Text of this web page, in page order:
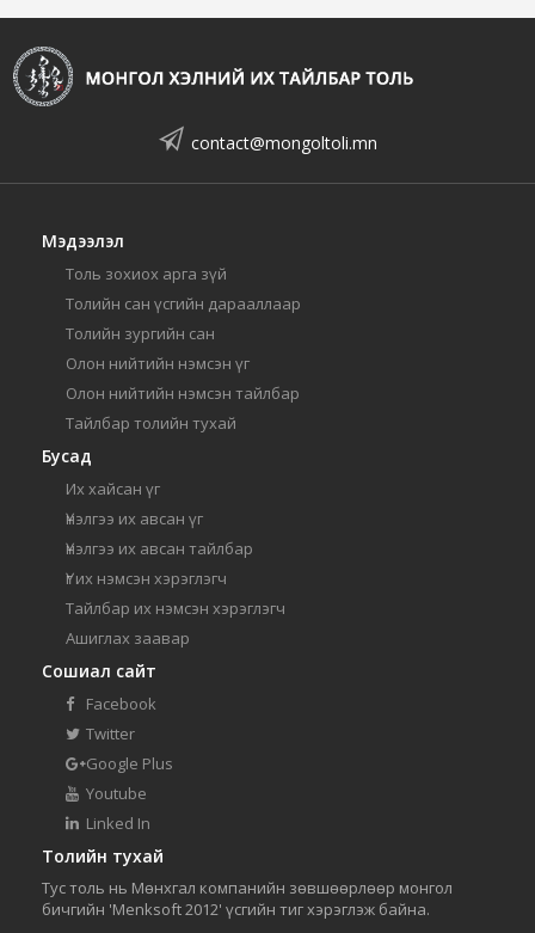
contact@mongoltoli.mn
Мэдээлэл
Толь зохиох арга зүй
Толийн сан үсгийн дарааллаар
Толийн зургийн сан
Олон нийтийн нэмсэн үг
Олон нийтийн нэмсэн тайлбар
Тайлбар толийн тухай
Бусад
Их хайсан үг
Үнэлгээ их авсан үг
Үнэлгээ их авсан тайлбар
Үг их нэмсэн хэрэглэгч
Тайлбар их нэмсэн хэрэглэгч
Ашиглах заавар
Сошиал сайт
Facebook
Twitter
Google Plus
Youtube
Linked In
Толийн тухай
Тус толь нь Мөнхгал компанийн зөвшөөрлөөр монгол
бичгийн 'Menksoft 2012' үсгийн тиг хэрэглэж байна.